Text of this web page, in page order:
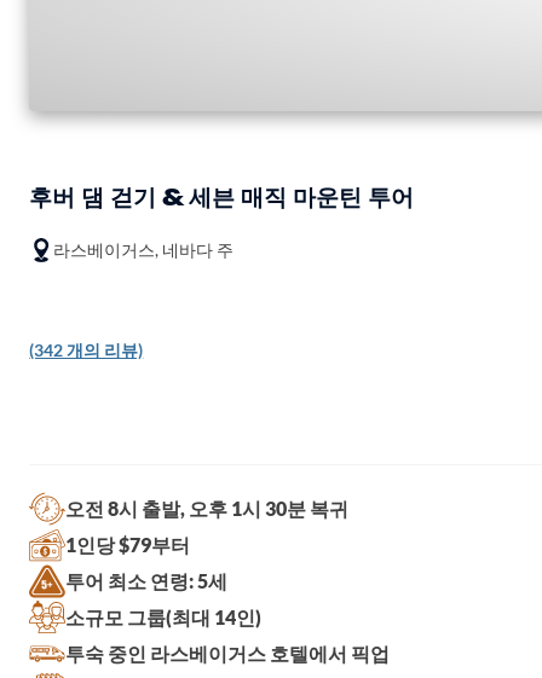
후버 댐 걷기 & 세븐 매직 마운틴 투어
라스베이거스, 네바다 주
(342 개의 리뷰)
오전 8시 출발, 오후 1시 30분 복귀
1인당 $79부터
투어 최소 연령: 5세
소규모 그룹(최대 14인)
투숙 중인 라스베이거스 호텔에서 픽업